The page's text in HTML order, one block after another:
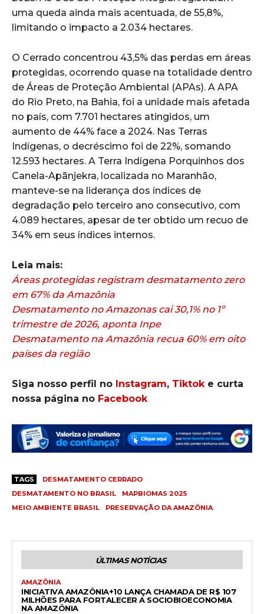
uma queda ainda mais acentuada, de 55,8%,
limitando o impacto a 2.034 hectares.
O Cerrado concentrou 43,5% das perdas em áreas
protegidas, ocorrendo quase na totalidade dentro
de Áreas de Proteção Ambiental (APAs). A APA
do Rio Preto, na Bahia, foi a unidade mais afetada
no país, com 7.701 hectares atingidos, um
aumento de 44% face a 2024. Nas Terras
Indígenas, o decréscimo foi de 22%, somando
12.593 hectares. A Terra Indígena Porquinhos dos
Canela-Apãnjekra, localizada no Maranhão,
manteve-se na liderança dos índices de
degradação pelo terceiro ano consecutivo, com
4.089 hectares, apesar de ter obtido um recuo de
34% em seus índices internos.
Leia mais:
Áreas protegidas registram desmatamento zero
em 67% da Amazônia
Desmatamento no Amazonas cai 30,1% no 1º
trimestre de 2026, aponta Inpe
Desmatamento na Amazônia recua 60% em oito
países da região
Siga nosso perfil no Instagram, Tiktoke curta
nossa página no Facebook
TAGS
DESMATAMENTO CERRADO
DESMATAMENTO NO BRASIL
MAPBIOMAS 2025
MEIO AMBIENTE BRASIL
PRESERVAÇÃO DA AMAZÔNIA
ÚLTIMAS NOTÍCIAS
AMAZÔNIA
INICIATIVA AMAZÔNIA+10 LANÇA CHAMADA DE R$ 107
MILHÕES PARA FORTALECER A SOCIOBIOECONOMIA
NA AMAZÔNIA